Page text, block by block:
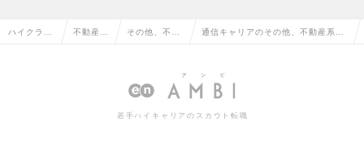
ハイクラス 不動産系 その他、不動 通信キャリアのその他、不動産系専
若手ハイキャリアのスカウト転職